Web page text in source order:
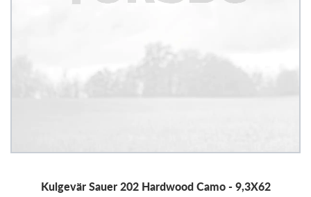
Kulgevär Sauer 202 Hardwood Camo - 9,3X62